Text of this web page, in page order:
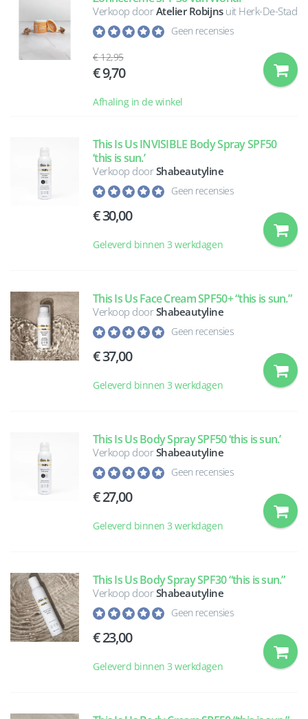
Verkoop doorAtelier Robijnsuit Herk-De-Stad
Geen recensies
12,95
9,70
Afhaling in de winkel
This Is Us INVISIBLE Body Spray SPF50
‘this is sun.’
Verkoop doorShabeautyline
Geen recensies
30,00
Geleverd binnen 3 werkdagen
This Is Us Face Cream SPF50+ “this is sun.”
Verkoop doorShabeautyline
Geen recensies
37,00
Geleverd binnen 3 werkdagen
This Is Us Body Spray SPF50 ‘this is sun.’
Verkoop doorShabeautyline
Geen recensies
27,00
Geleverd binnen 3 werkdagen
This Is Us Body Spray SPF30 “this is sun.”
Verkoop doorShabeautyline
Geen recensies
23,00
Geleverd binnen 3 werkdagen